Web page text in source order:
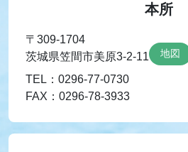
本所
〒309-1704
茨城県笠間市美原3-2-11
地図
TEL：0296-77-0730
FAX：0296-78-3933